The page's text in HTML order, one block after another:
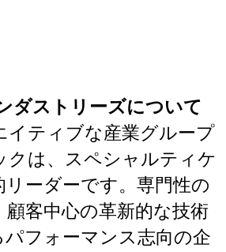
ダストリーズについて
イティブな産業グループ
クは、スペシャルティケ
リーダーです。専門性の
客中心の革新的な技術
パフォーマンス志向の企